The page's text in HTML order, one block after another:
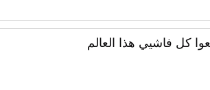
كل فاشيي هذا العالم